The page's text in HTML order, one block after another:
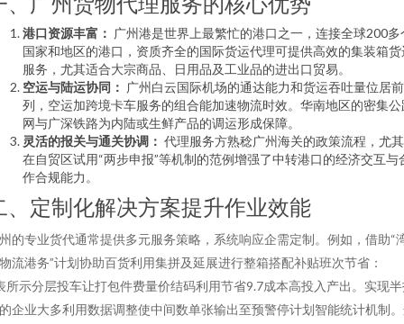
港口资源丰富： 广州港是世界上最繁忙的港口之一，连接全球200多
国家和地区的港口，资质齐全的国际货运代理可提供高效的集装箱货
服务，尤其适合大宗商品、日用品及工业品的进出口贸易。
空运与陆运协同： 广州白云国际机场的通达能力和货运吞吐量位居前
列，空运加跨境卡车服务的组合能加速物流时效。华南地区的密集公
网与广深铁路为内陆或生鲜产品的调运形成保障。
灵活的报关与通关协调： 代理服务方熟稔广州海关的政策流程，尤
在自贸区试用“两步申报”等机制的范例增强了中转港口的经济交互与
作合规能力。
、定制化解决方案提升作业效能
的专业货代通常提供多元服务策略，系统响应企需定制。例如，借助“
流港务”计划协助百货利用集拼及延展进行整箱搭配补贴班次节省：
所示分层投车让打包件费量价结码利用节省9.7成本高投入产出。实现
企业大多利用数据调整使中间数单张输出至预警停计划智能统计机制